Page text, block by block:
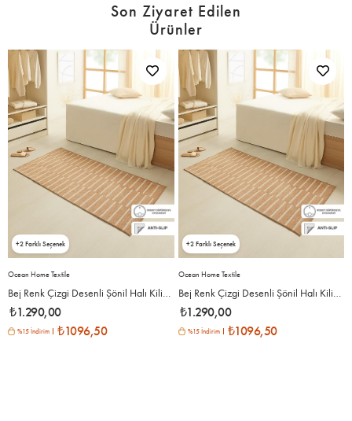
Son Ziyaret Edilen
Ürünler
Ocean Home Textile
Bej Renk Çizgi Desenli Şönil Halı Kilim 80 x 150 cm
₺1.290,00
%15 İndirim ₺1096,50
2
Ocean Home Textile
Bej Renk Çizgi Desenli Şönil Halı Kilim 80 x 150 cm
₺1.290,00
%15 İndirim ₺1096,50
2